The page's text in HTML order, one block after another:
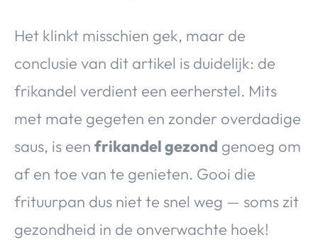
Het klinkt misschien gek, maar de
conclusie van dit artikel is duidelijk: de
frikandel verdient een eerherstel. Mits
met mate gegeten en zonder overdadige
saus, is een frikandel gezond genoeg om
af en toe van te genieten. Gooi die
frituurpan dus niet te snel weg — soms zit
gezondheid in de onverwachte hoek!